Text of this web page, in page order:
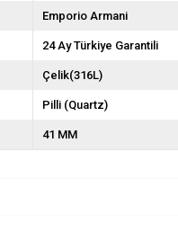
Emporio Armani
24 Ay Türkiye Garantili
Çelik(316L)
Pilli (Quartz)
41 MM